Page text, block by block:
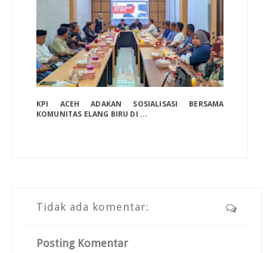
KPI ACEH ADAKAN SOSIALISASI BERSAMA
KOMUNITAS ELANG BIRU DI ...
Tidak ada komentar:
Posting Komentar